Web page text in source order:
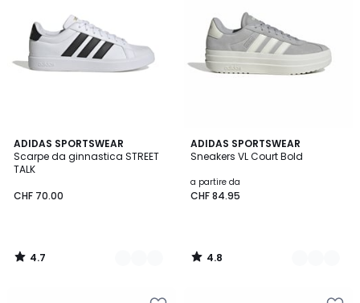
ADIDAS SPORTSWEAR
Scarpe da ginnastica STREET
TALK
CHF 70.00
4.7
/ 5
2
Colori
4.7
/
ADIDAS SPORTSWEAR
Sneakers VL Court Bold
a partire da
CHF 84.95
4.8
/ 5
6
Colori
4.8
/